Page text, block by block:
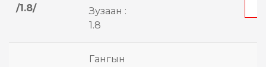
/1.8/
Зузаан :
1.8
Гангын